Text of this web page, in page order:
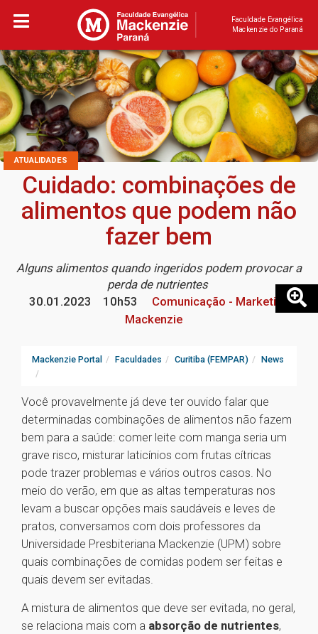
Faculdade Evangélica
Mackenzie do Paraná
ATUALIDADES
Cuidado: combinações de
alimentos que podem não
fazer bem
Alguns alimentos quando ingeridos podem provocar a
perda de nutrientes
30.01.2023
10h53
Comunicação - Marketing
Mackenzie
Mackenzie Portal Faculdades Curitiba (FEMPAR) News
Você provavelmente já deve ter ouvido falar que
determinadas combinações de alimentos não fazem
bem para a saúde: comer leite com manga seria um
grave risco, misturar laticínios com frutas cítricas
pode trazer problemas e vários outros casos. No
meio do verão, em que as altas temperaturas nos
levam a buscar opções mais saudáveis e leves de
pratos, conversamos com dois professores da
Universidade Presbiteriana Mackenzie (UPM) sobre
quais combinações de comidas podem ser feitas e
quais devem ser evitadas.
A mistura de alimentos que deve ser evitada, no geral,
se relaciona mais com a absorção de nutrientes,